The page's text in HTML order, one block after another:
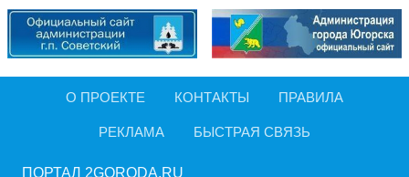
О ПРОЕКТЕ КОНТАКТЫ ПРАВИЛА
РЕКЛАМА БЫСТРАЯ СВЯЗЬ
ПОРТАЛ 2GORODA.RU